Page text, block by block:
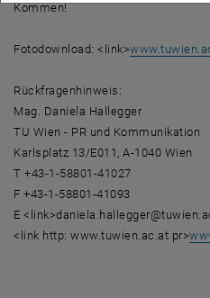
Kommen!
Fotodownload: <link>
Rückfragenhinweis:
Mag. Daniela Hallegger
TU Wien - PR und Kommunikation
Karlsplatz 13/E011, A-1040 Wien
T +43-1-58801-41027
F +43-1-58801-41093
E
<link http: www.tuwien.ac.at pr>